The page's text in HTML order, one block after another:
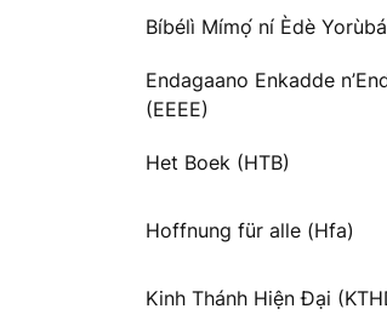
Bíbélì Mímọ́ ní Èdè
Endagaano Enkadde
(EEEE)
Het Boek (HTB)
Hoffnung für alle (Hfa)
Kinh Thánh Hiện Đại